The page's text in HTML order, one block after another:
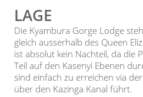
LAGE
Die Kyambura Gorge Lodge
gleich ausserhalb des Queen
ist absolut kein Nachteil, da die
Teil auf den Kasenyi Ebenen
sind einfach zu erreichen via
über den Kazinga Kanal führt.